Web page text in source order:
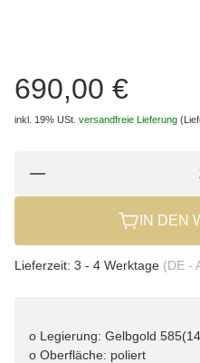
690,00 €
inkl. 19% USt. versandfreie Lieferung
IN DEN
Lieferzeit: 3 - 4 Werktage (DE -
o Legierung: Gelbgold
o Oberfläche: poliert